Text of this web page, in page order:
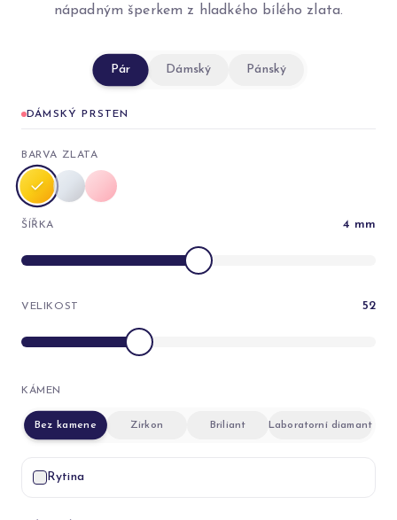
nápadným šperkem z hladkého bílého zlata.
Pár Dámský Pánský
DÁMSKÝ PRSTEN
BARVA ZLATA
ŠÍŘKA 4 mm
VELIKOST 52
KÁMEN
Bez kamene Zirkon Briliant Laboratorní diamant
Rytina